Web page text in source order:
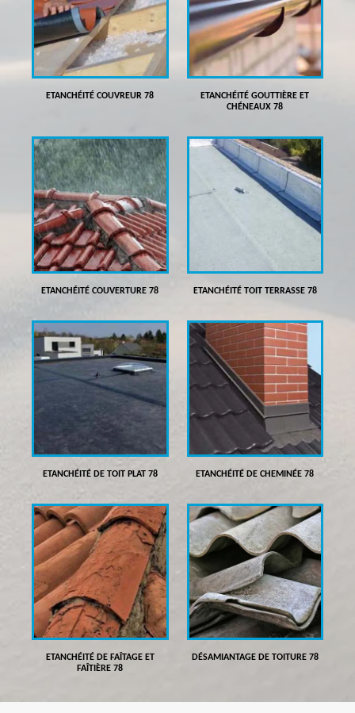
ETANCHÉITÉ COUVREUR 78
ETANCHÉITÉ GOUTTIÈRE ET
CHÉNEAUX 78
ETANCHÉITÉ COUVERTURE 78 ETANCHÉITÉ TOIT TERRASSE 78
ETANCHÉITÉ DE TOIT PLAT 78 ETANCHÉITÉ DE CHEMINÉE 78
ETANCHÉITÉ DE FAÎTAGE ET
FAÎTIÈRE 78
DÉSAMIANTAGE DE TOITURE 78